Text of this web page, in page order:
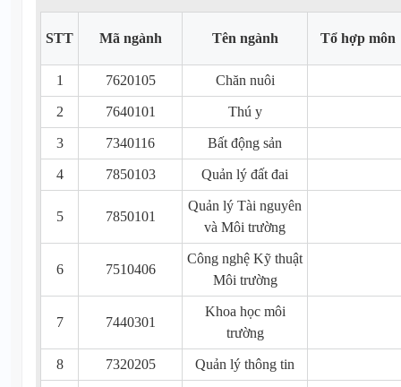
STT Mã ngành Tên ngành Tổ hợp môn
1 7620105 Chăn nuôi
2 7640101 Thú y
3 7340116 Bất động sản
4 7850103 Quản lý đất đai
5 7850101
Quản lý Tài nguyên
và Môi trường
6 7510406
Công nghệ Kỹ thuật
Môi trường
7 7440301
Khoa học môi
trường
8 7320205 Quản lý thông tin